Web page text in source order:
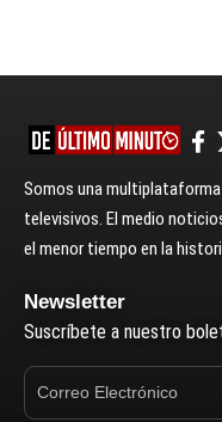
Somos una
televisivos. El medio
el menor tiempo en la
Newsletter
Suscríbete a nuestro